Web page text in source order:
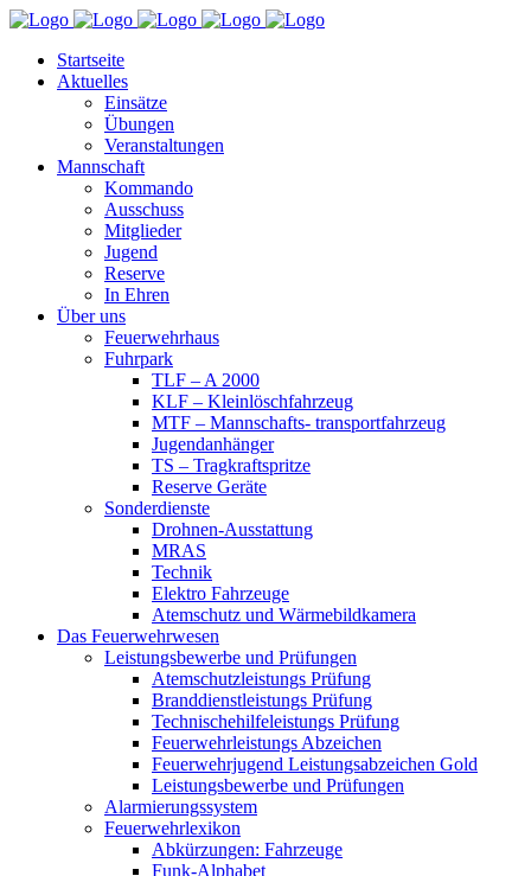
Startseite
Aktuelles
Einsätze
Übungen
Veranstaltungen
Mannschaft
Kommando
Ausschuss
Mitglieder
Jugend
Reserve
In Ehren
Über uns
Feuerwehrhaus
Fuhrpark
TLF – A 2000
KLF – Kleinlöschfahrzeug
MTF – Mannschafts- transportfahrzeug
Jugendanhänger
TS – Tragkraftspritze
Reserve Geräte
Sonderdienste
Drohnen-Ausstattung
MRAS
Technik
Elektro Fahrzeuge
Atemschutz und Wärmebildkamera
Das Feuerwehrwesen
Leistungsbewerbe und Prüfungen
Atemschutzleistungs Prüfung
Branddienstleistungs Prüfung
Technischehilfeleistungs Prüfung
Feuerwehrleistungs Abzeichen
Feuerwehrjugend Leistungsabzeichen Gold
Leistungsbewerbe und Prüfungen
Alarmierungssystem
Feuerwehrlexikon
Abkürzungen: Fahrzeuge
Funk-Alphabet